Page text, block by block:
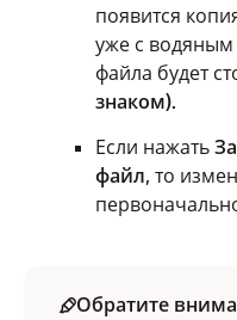
появится
уже с водяным
файла будет
знаком).
Если нажать
файл, то
Обратите